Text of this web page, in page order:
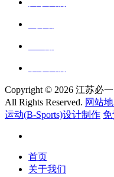
Copyright © 2026 江苏必
All Rights Reserved. 网站
运动(B-Sports)设计制作
首页
关于我们